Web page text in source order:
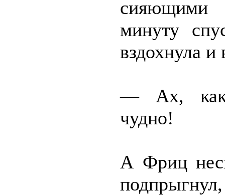
сияющими
минуту
вздохнула и
— Ах, как
чудно!
А Фриц